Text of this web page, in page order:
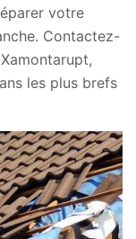
votre
Contactez-
les plus brefs